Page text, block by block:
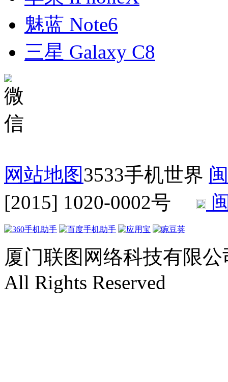
魅蓝 Note6
三星 Galaxy C8
网站地图3533手机世界
[2015] 1020-0002号
厦门联图网络科技有限公
All Rights Reserved